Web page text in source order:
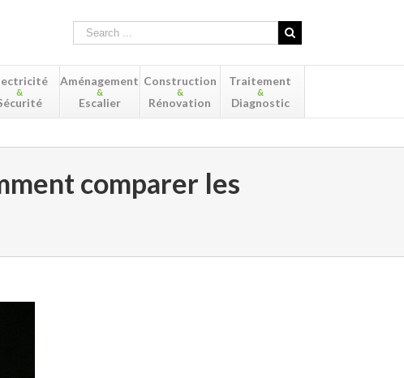
comparer les
&
Aménagement
&
Escalier
Construction
&
Rénovation
Traitement
&
Diagnostic